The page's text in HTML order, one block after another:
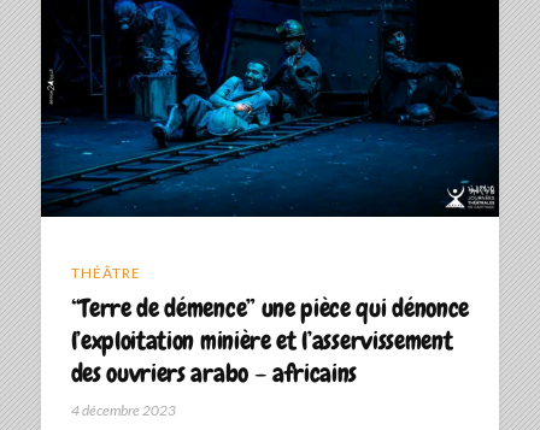
THÉÂTRE
“Terre de démence” une pièce qui dénonce
l’exploitation minière et l’asservissement
des ouvriers arabo – africains
4 décembre 2023